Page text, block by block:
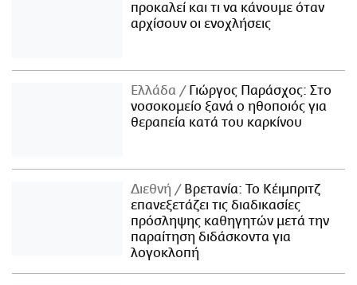
προκαλεί και τι να κάνουμε όταν
αρχίσουν οι ενοχλήσεις
Ελλάδα
Γιώργος Παράσχος: Στο
νοσοκομείο ξανά ο ηθοποιός για
θεραπεία κατά του καρκίνου
Διεθνή
Βρετανία: Το Κέιμπριτζ
επανεξετάζει τις διαδικασίες
πρόσληψης καθηγητών μετά την
παραίτηση διδάσκοντα για
λογοκλοπή